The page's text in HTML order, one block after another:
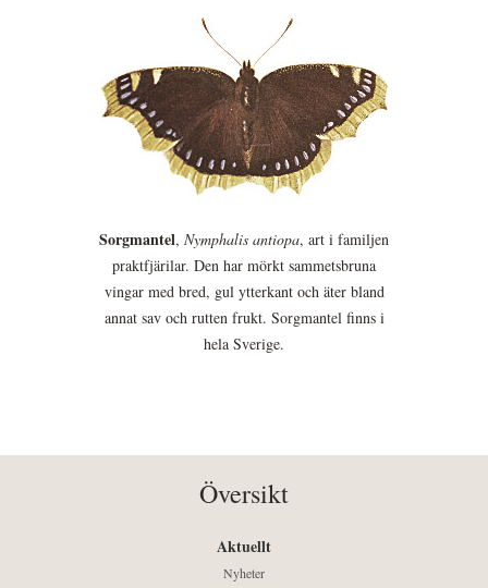
Sorgmantel, Nymphalis antiopa, art i familjen
praktfjärilar. Den har mörkt sammetsbruna
vingar med bred, gul ytterkant och äter bland
annat sav och rutten frukt. Sorgmantel finns i
hela Sverige.
Översikt
Aktuellt
Nyheter